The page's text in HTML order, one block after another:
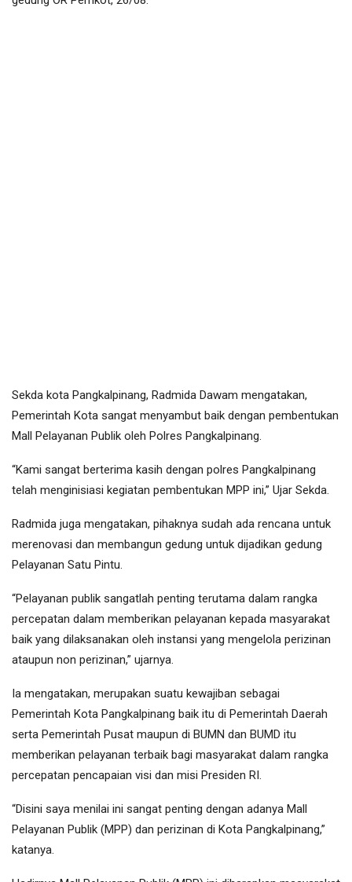
Sekda kota Pangkalpinang, Radmida Dawam mengatakan,
Pemerintah Kota sangat menyambut baik dengan pembentukan
Mall Pelayanan Publik oleh Polres Pangkalpinang.
“Kami sangat berterima kasih dengan polres Pangkalpinang
telah menginisiasi kegiatan pembentukan MPP ini,” Ujar Sekda.
Radmida juga mengatakan, pihaknya sudah ada rencana untuk
merenovasi dan membangun gedung untuk dijadikan gedung
Pelayanan Satu Pintu.
“Pelayanan publik sangatlah penting terutama dalam rangka
percepatan dalam memberikan pelayanan kepada masyarakat
baik yang dilaksanakan oleh instansi yang mengelola perizinan
ataupun non perizinan,” ujarnya.
Ia mengatakan, merupakan suatu kewajiban sebagai
Pemerintah Kota Pangkalpinang baik itu di Pemerintah Daerah
serta Pemerintah Pusat maupun di BUMN dan BUMD itu
memberikan pelayanan terbaik bagi masyarakat dalam rangka
percepatan pencapaian visi dan misi Presiden RI.
“Disini saya menilai ini sangat penting dengan adanya Mall
Pelayanan Publik (MPP) dan perizinan di Kota Pangkalpinang,”
katanya.